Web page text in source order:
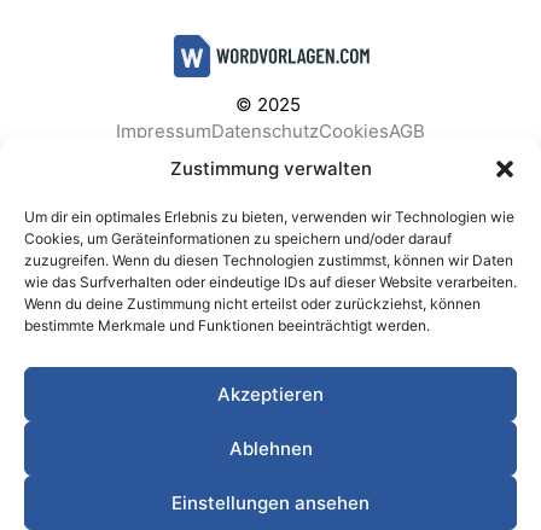
Zustimmung verwalten
Um dir ein optimales Erlebnis zu bieten, verwenden wir Technologien wie
Cookies, um Geräteinformationen zu speichern und/oder darauf
zuzugreifen. Wenn du diesen Technologien zustimmst, können wir Daten
wie das Surfverhalten oder eindeutige IDs auf dieser Website verarbeiten.
Wenn du deine Zustimmung nicht erteilst oder zurückziehst, können
bestimmte Merkmale und Funktionen beeinträchtigt werden.
Akzeptieren
Ablehnen
Einstellungen ansehen
© 2025
ImpressumDatenschutzCookiesAGB
Facebook
Instagram
BELIEBTE KATEGORIEN
Berichte & Analysen Business
Einkauf & Beschaffung
Gesundheit & Vorsorge
Meetings & Protokolle
Personal & HR
Planung & Strategie